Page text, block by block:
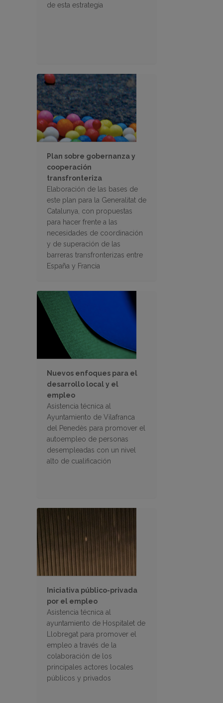
de esta estrategia
Plan sobre gobernanza y
cooperación
transfronteriza
Elaboración de las bases de
este plan para la Generalitat de
Catalunya, con propuestas
para hacer frente a las
necesidades de coordinación
y de superación de las
barreras transfronterizas entre
España y Francia
Nuevos enfoques para el
desarrollo local y el
empleo
Asistencia técnica al
Ayuntamiento de Vilafranca
del Penedès para promover el
autoempleo de personas
desempleadas con un nivel
alto de cualificación
Iniciativa público-privada
por el empleo
Asistencia técnica al
ayuntamiento de Hospitalet de
Llobregat para promover el
empleo a través de la
colaboración de los
principales actores locales
públicos y privados